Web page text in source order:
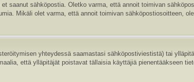
saanut sähköpostia. Oletko varma, että annoit toimivan
Mikäli olet varma, että annoit toimivan sähköpostiosoitteen,
yhteydessä saamastasi sähköpostiviestistä) tai
että ylläpitäjät poistavat tällaisia käyttäjiä pienentääkseen